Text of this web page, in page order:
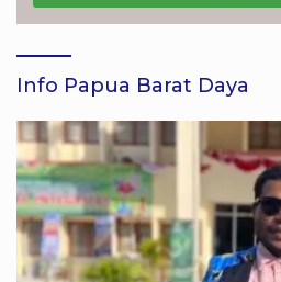
Info Papua Barat Daya